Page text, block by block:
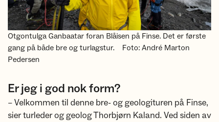
Otgontulga Ganbaatar foran Blåisen på Finse. Det er første
gang på både bre og turlagstur.
Foto: André Marton
Pedersen
Er jeg i god nok form?
– Velkommen til denne bre- og geologituren på Finse,
sier turleder og geolog Thorbjørn Kaland. Ved siden av